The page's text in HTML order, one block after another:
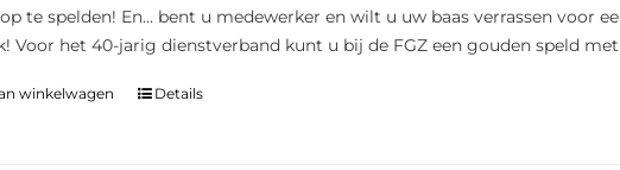
te spelden! En… bent u medewerker en wilt u uw baas verrassen voor
Voor het 40-jarig dienstverband kunt u bij de FGZ een gouden speld
winkelwagen Details